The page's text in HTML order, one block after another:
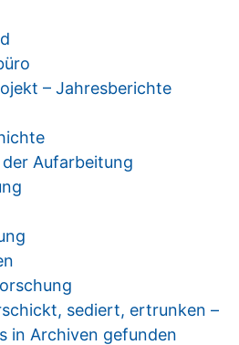
– Jahresberichte
Aufarbeitung
sediert, ertrunken –
in Archiven gefunden